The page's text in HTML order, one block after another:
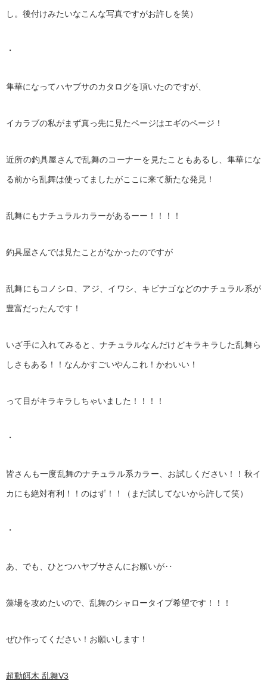
し。後付けみたいなこんな写真ですがお許しを笑）
・
隼華になってハヤブサのカタログを頂いたのですが、
イカラブの私がまず真っ先に見たページはエギのページ！
近所の釣具屋さんで乱舞のコーナーを見たこともあるし、隼華にな
る前から乱舞は使ってましたがここに来て新たな発見！
乱舞にもナチュラルカラーがあるーー！！！！
釣具屋さんでは見たことがなかったのですが
乱舞にもコノシロ、アジ、イワシ、キビナゴなどのナチュラル系が
豊富だったんです！
いざ手に入れてみると、ナチュラルなんだけどキラキラした乱舞ら
しさもある！！なんかすごいやんこれ！かわいい！
って目がキラキラしちゃいました！！！！
・
皆さんも一度乱舞のナチュラル系カラー、お試しください！！秋イ
カにも絶対有利！！のはず！！（まだ試してないから許して笑）
・
あ、でも、ひとつハヤブサさんにお願いが‥
藻場を攻めたいので、乱舞のシャロータイプ希望です！！！
ぜひ作ってください！お願いします！
超動餌木 乱舞V3